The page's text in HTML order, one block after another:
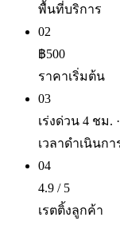
พื้นที่บริการ
02
฿500
ราคาเริ่มต้น
03
เร่งด่วน 4 ชม.
เวลาดำเนินกา
04
4.9 / 5
เรตติ้งลูกค้า